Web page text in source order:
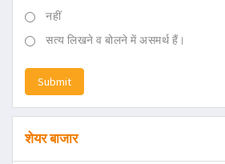
नहीं
सत्य लिखने व बोलने में असमर्थ हैं।
Submit
शेयर बाजार